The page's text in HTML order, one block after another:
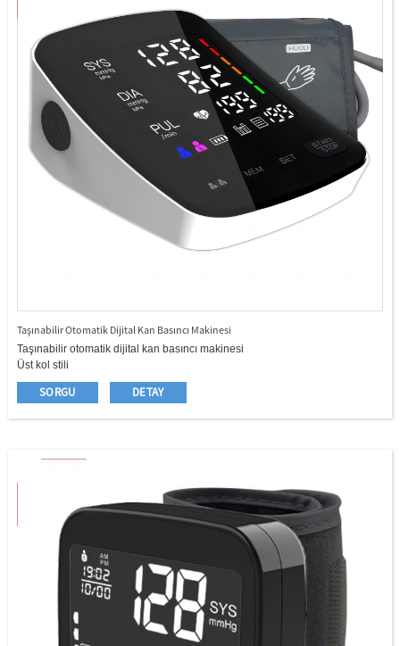
Taşınabilir Otomatik Dijital Kan Basıncı Makinesi
Taşınabilir otomatik dijital kan basıncı makinesi
Üst kol stili
22 - 42cm büyük manşet
Tür - C bağlantı noktası
Kan basıncı sınıflandırması (WHO) gösterge fonksiyonu;
En son 3 kez ölçüm değeri için ortalama hesaplama
Düşük pil uyarı işlevi
Otomatik güç kapalı işlevi
SORGU DETAY